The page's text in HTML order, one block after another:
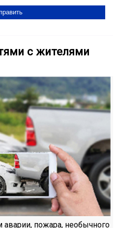
с жителями
аварии, пожара, необычного